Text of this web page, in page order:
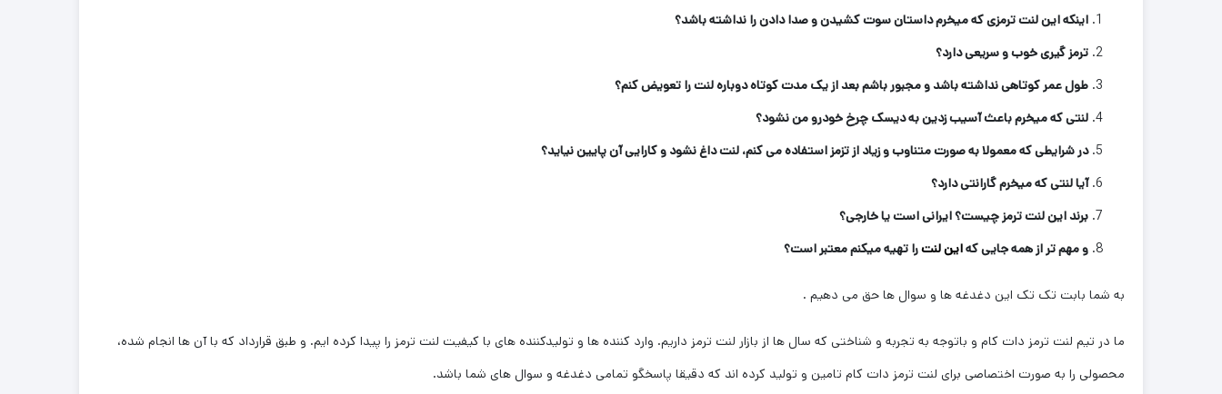
اینکه این لنت ترمزی که میخرم داستان سوت کشیدن و صدا دادن را نداشته باشد؟
ترمز گیری خوب و سریعی دارد؟
طول عمر کوتاهی نداشته باشد و مجبور باشم بعد از یک مدت کوتاه دوباره لنت را تعویض کنم؟
لنتی که میخرم باعث آسیب زدین به دیسک چرخ خودرو من نشود؟
در شرایطی که معمولا به صورت متناوب و زیاد از تزمز استفاده می کنم، لنت داغ نشود و کارایی آن پایین نیاید؟
آیا لنتی که میخرم گارانتی دارد؟
برند این لنت ترمز چیست؟ ایرانی است یا خارجی؟
و مهم تر از همه جایی کهاین لنترا تهیه میکنم معتبر است؟
به شما بابت تک تک این دغدغه ها و سوال ها حق می دهیم .
ما در تیم لنت ترمز دات کام و باتوجه به تجربه و شناختی که سال ها از بازار لنت ترمز داریم. وارد کننده ها و تولیدکننده های با کیفیت لنت ترمز را پیدا کرده ایم. و طبق قرارداد که با آن ها انجام شده،
محصولی را به صورت اختصاصی برای لنت ترمز دات کام تامین و تولید کرده اند که دقیقا پاسخگو تمامی دغدغه و سوال های شما باشد.